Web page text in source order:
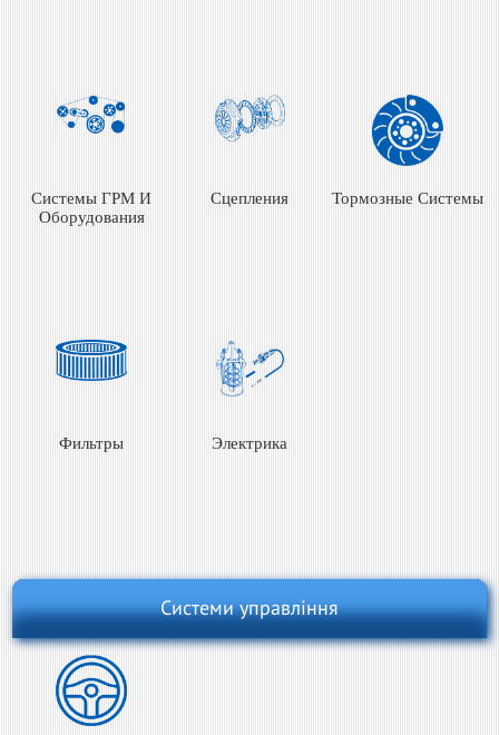
Системы ГРМ И
Оборудования
Сцепления Тормозные Системы
Фильтры Электрика
Системи управління